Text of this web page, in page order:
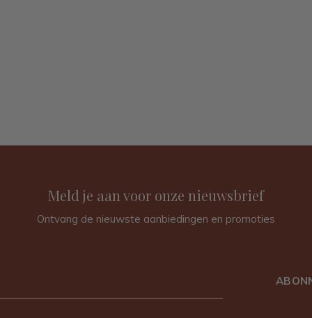
Meld je aan voor onze nieuwsbrief
Ontvang de nieuwste aanbiedingen en promoties